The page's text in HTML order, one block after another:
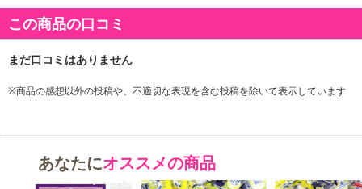
・賞味期限：製造日より12ヶ月
・原産国（最終加工地）：日本
チン,植物油脂,でん粉／酸味料,ゲル化剤（ペクチン）,香料,光沢剤,
（一部にりんご・ゼラチンを含む）
【賞味・消費期限のある商品について】
商品到着時点でのお日持ち期間は、配送日数などにより異なります
この商品の口コミ
※商品の感想以外の投稿や、不適切な表現を含む投稿を除いて表示しています
あなたにオススメの商品